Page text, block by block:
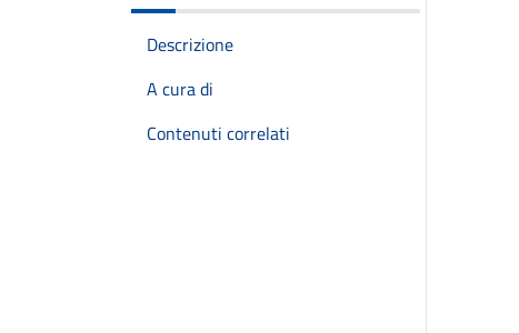
Descrizione
A cura di
Contenuti correlati